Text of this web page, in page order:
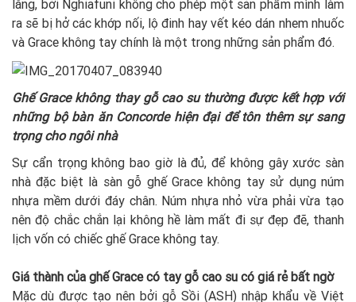
lắng, bởi Nghiafuni không cho phép một sản phẩm mình làm
ra sẽ bị hở các khớp nối, lộ đinh hay vết kéo dán nhem nhuốc
và Grace không tay chính là một trong những sản phẩm đó.
Ghế Grace không thay gỗ cao su thường được kết hợp với
những bộ bàn ăn Concorde hiện đạiđể tôn thêm sự sang
trọng cho ngôi nhà
Sự cẩn trọng không bao giờ là đủ, để không gây xước sàn
nhà đặc biệt là sàn gỗ ghế Grace không tay sử dụng núm
nhựa mềm dưới đáy chân. Núm nhựa nhỏ vừa phải vừa tạo
nên độ chắc chắn lại không hề làm mất đi sự đẹp đẽ, thanh
lịch vốn có chiếc ghế Grace không tay.
Giá thành của ghế Grace có tay gỗ cao su có giá rẻ bất ngờ
Mặc dù được tạo nên bởi gỗ Sồi (ASH) nhập khẩu về Việt